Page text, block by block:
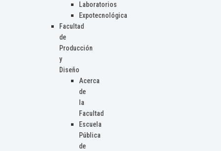
Laboratorios
Expotecnológica
Facultad
de
Producción
y
Diseño
Acerca
de
la
Facultad
Escuela
Pública
de